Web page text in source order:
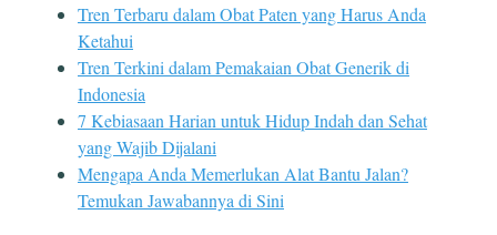
Tren Terbaru dalam Obat Paten yang Harus Anda
Ketahui
Tren Terkini dalam Pemakaian Obat Generik di
Indonesia
7 Kebiasaan Harian untuk Hidup Indah dan Sehat
yang Wajib Dijalani
Mengapa Anda Memerlukan Alat Bantu Jalan?
Temukan Jawabannya di Sini